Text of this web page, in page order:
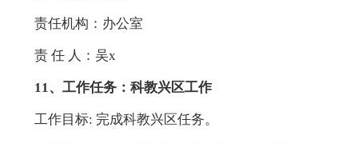
责任机构：办公室
责 任 人：吴x
11、工作任务：科教兴区工作
工作目标: 完成科教兴区任务。